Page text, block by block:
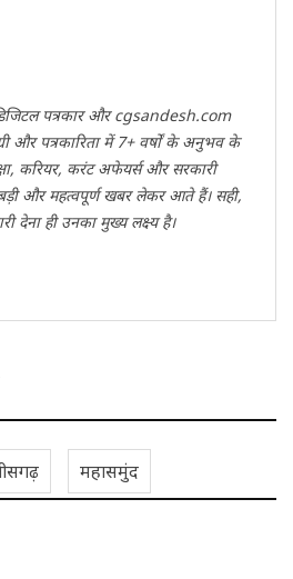
पत्रकार और cgsandesh.com
और पत्रकारिता में 7+ वर्षों के अनुभव के
करियर, करंट अफेयर्स और सरकारी
और महत्वपूर्ण खबर लेकर आते हैं। सही,
देना ही उनका मुख्य लक्ष्य है।
महासमुंद